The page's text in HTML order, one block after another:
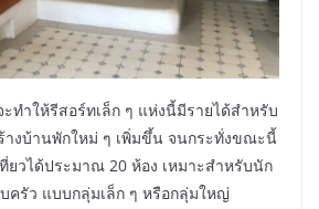
ทำให้รีสอร์ทเล็ก ๆ แห่งนี้มีรายได้สำหรับ
งบ้านพักใหม่ ๆ เพิ่มขึ้น จนกระทั่งขณะนี้
ยวได้ประมาณ 20 ห้อง เหมาะสำหรับนัก
ครัว แบบกลุ่มเล็ก ๆ หรือกลุ่มใหญ่